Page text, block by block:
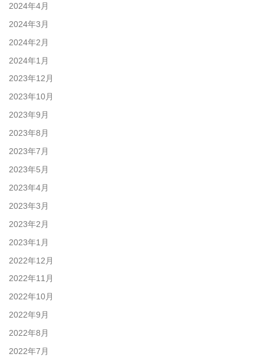
2024年4月
2024年3月
2024年2月
2024年1月
2023年12月
2023年10月
2023年9月
2023年8月
2023年7月
2023年5月
2023年4月
2023年3月
2023年2月
2023年1月
2022年12月
2022年11月
2022年10月
2022年9月
2022年8月
2022年7月